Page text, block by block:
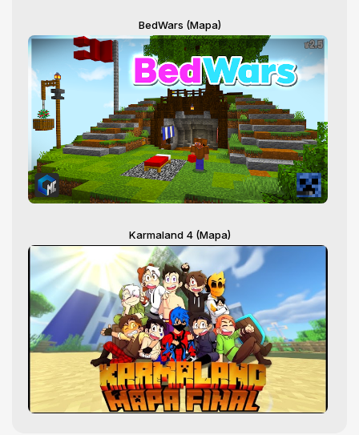
BedWars (Mapa)
Karmaland 4 (Mapa)